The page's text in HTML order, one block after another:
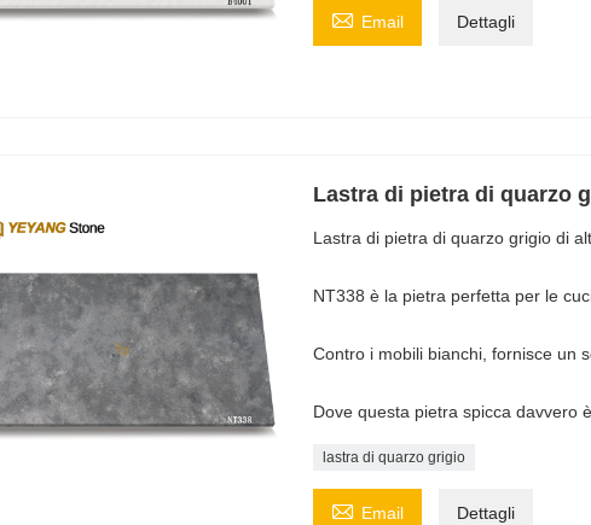
 Email Dettagli
Lastra di pietra di quarzo
Lastra di pietra di quarzo grigio di
NT338 è la pietra perfetta per le
Contro i mobili bianchi, fornisce un
Dove questa pietra spicca davvero
lastra di quarzo grigio
 Email Dettagli